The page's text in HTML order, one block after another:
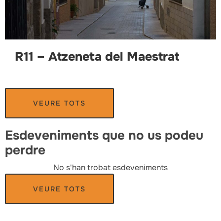
R11 – Atzeneta del Maestrat
VEURE TOTS
Esdeveniments que no us podeu
perdre
No s'han trobat esdeveniments
VEURE TOTS